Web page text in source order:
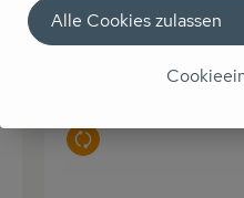
4 EL
Auswahl ändern
Alle Cookies zulassen